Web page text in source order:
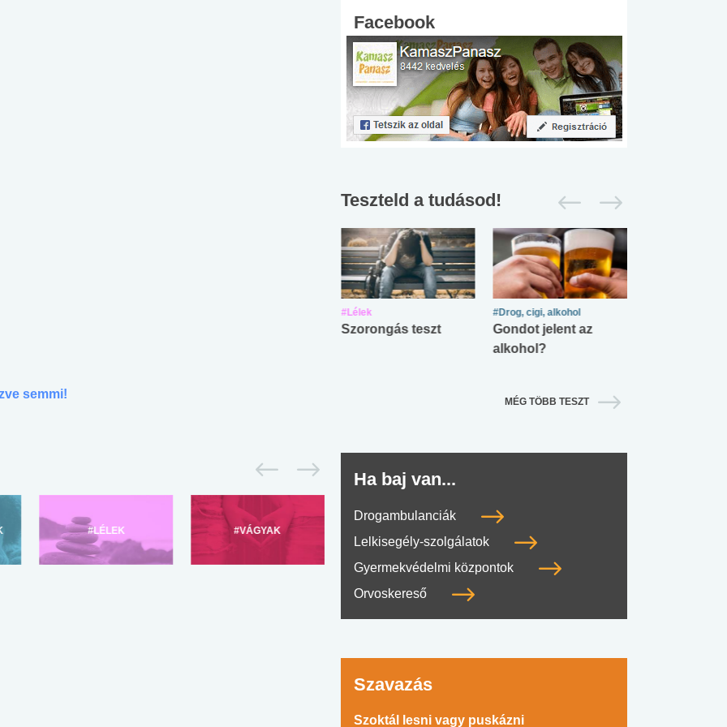
semmi!
#LÉLEK #VÁGYAK
Facebook
Teszteld a tudásod!
#Lélek
Szorongás teszt
#Drog, cigi, alkohol
Gondot jelent az
alkohol?
MÉG TÖBB TESZT
Ha baj van...
Drogambulanciák
Lelkisegély-szolgálatok
Gyermekvédelmi központok
Orvoskereső
Szavazás
Szoktál lesni vagy puskázni